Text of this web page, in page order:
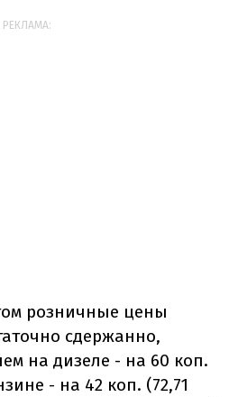
РЕКЛАМА:
розничные цены
сдержанно,
на дизеле - на 60 коп.
- на 42 коп. (72,71